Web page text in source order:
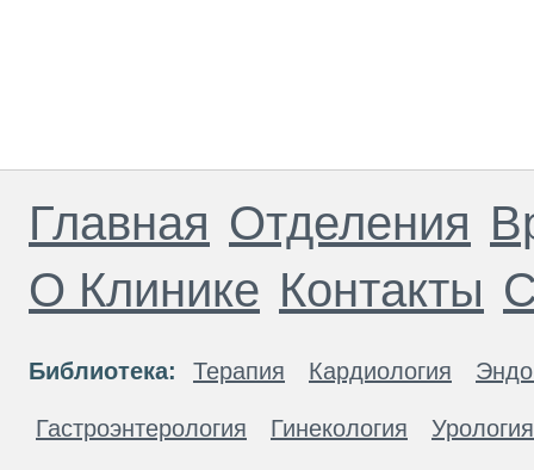
Главная Отделения
О Клинике Контакты
Библиотека: Терапия Кардиология
Гастроэнтерология Гинекология Урология